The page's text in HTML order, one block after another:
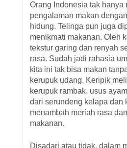
Orang Indonesia tak hanya
pengalaman makan
hidung. Telinga pun juga
menikmati makanan. Oleh
tekstur garing dan renyah
rasa. Sudah jadi rahasia
kita ini tak bisa makan
kerupuk udang, Keripik
kerupuk rambak, usus
dari serundeng kelapa dan
menambah meriah rasa
makanan.
Disadari atau tidak, dalam